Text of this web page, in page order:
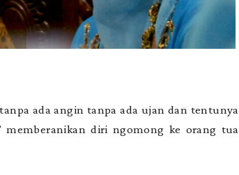
ada angin tanpa ada ujan dan tentunya
diri ngomong ke orang tua